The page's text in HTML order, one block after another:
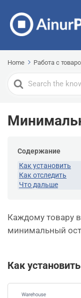
Home Работа с
Search
For
Содержание
Как установить
Как отследить
Что дальше
Каждому товару
минимальный
Как установить